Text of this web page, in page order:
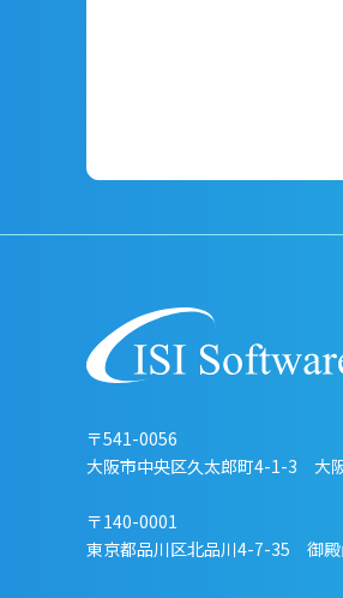
〒541-0056
大阪市中央区久太郎町4-1-3 大
〒140-0001
東京都品川区北品川4-7-35 御